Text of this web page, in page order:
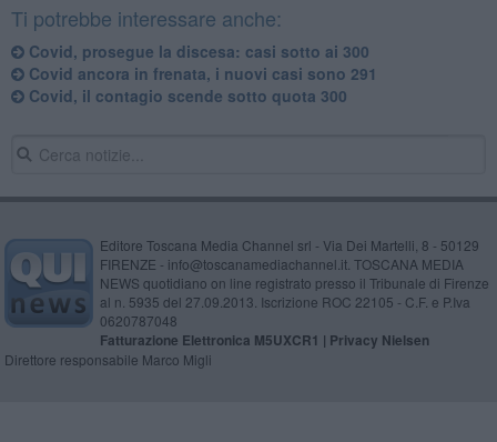
Ti potrebbe interessare anche:
Covid, prosegue la discesa: casi sotto ai 300
Covid ancora in frenata, i nuovi casi sono 291
Covid, il contagio scende sotto quota 300
Editore Toscana Media Channel srl - Via Dei Martelli, 8 - 50129
FIRENZE - info@toscanamediachannel.it. TOSCANA MEDIA
NEWS quotidiano on line registrato presso il Tribunale di Firenze
al n. 5935 del 27.09.2013. Iscrizione ROC 22105 - C.F. e P.Iva
0620787048
Fatturazione Elettronica M5UXCR1 | Privacy Nielsen
Direttore responsabile Marco Migli